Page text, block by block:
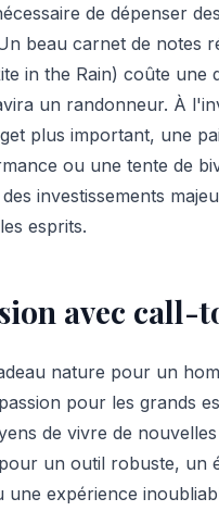
de dépenser
beau carnet de notes
in the Rain) coûte une
un randonneur. À
plus important, une
ou une tente de
investissements
esprits.
avec call-
nature pour un
pour les grands
de vivre de
un outil robuste, un
une expérience